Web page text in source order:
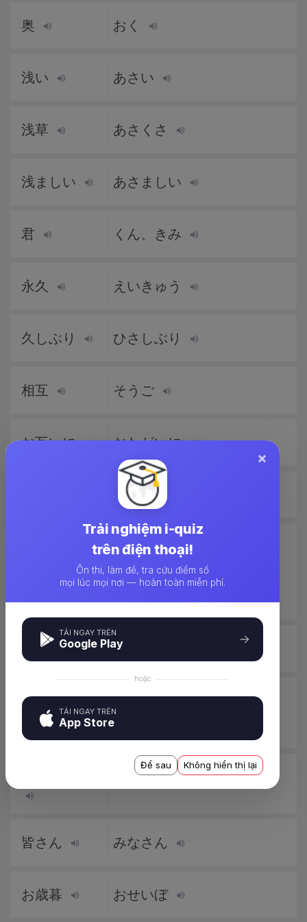
奥 おく
浅い あさい
浅草 あさくさ
浅ましい あさましい
君 くん、きみ
永久 えいきゅう
久しぶり ひさしぶり
相互 そうご
お互いに おたがいに
ついか
越す、追い
おう、おいこす、お
いつく
追伸 ついしん
伸びる、伸
ばす
のびる、のばす
のびをする
皆さん みなさん
お歳暮 おせいぼ
×
Trải nghiệm i-quiz
trên điện thoại!
Ôn thi, làm đề, tra cứu điểm số
mọi lúc mọi nơi — hoàn toàn miễn phí.
TẢI NGAY TRÊN
Google Play
hoặc
TẢI NGAY TRÊN
App Store
Để sau Không hiển thị lại